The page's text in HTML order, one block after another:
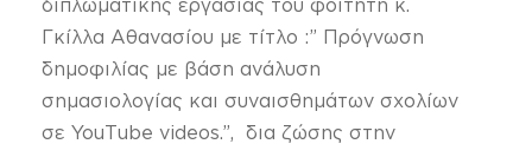
διπλωματικής εργασίας του φοιτητή κ.
Γκίλλα Αθανασίου με τίτλο :” Πρόγνωση
δημοφιλίας με βάση ανάλυση
σημασιολογίας και συναισθημάτων σχολίων
σε YouΤube videos.”, δια ζώσης στην